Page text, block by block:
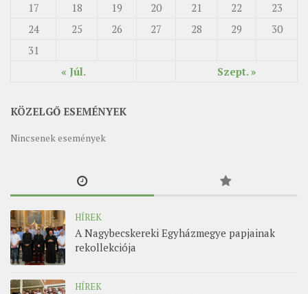
« Júl. Szept. »
17
18 19 20 21 22
23
24
25 26 27 28 29
30
31
KÖZELGŐ ESEMÉNYEK
Nincsenek események
HÍREK
A Nagybecskereki Egyházmegye papjainak
rekollekciója
HÍREK